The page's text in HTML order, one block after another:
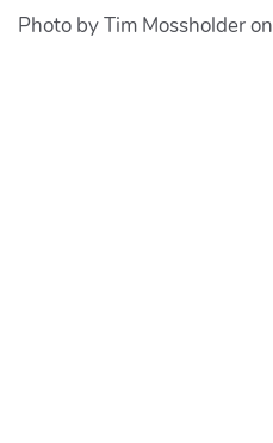
Photo by Tim Mossholder on